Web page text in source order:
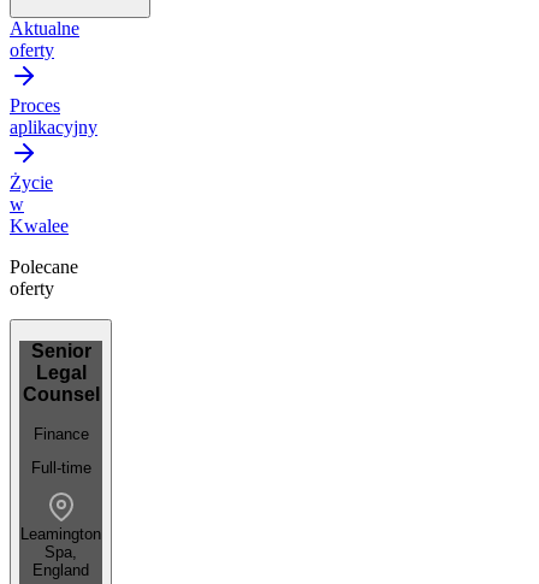
Aktualne
oferty
Proces
aplikacyjny
Życie
w
Kwalee
Polecane
oferty
Senior
Legal
Counsel
Finance
Full-time
Leamington
Spa,
England